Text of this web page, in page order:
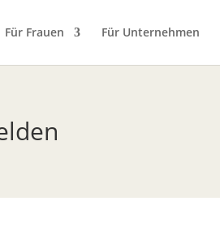
Für Frauen Für Unternehmen